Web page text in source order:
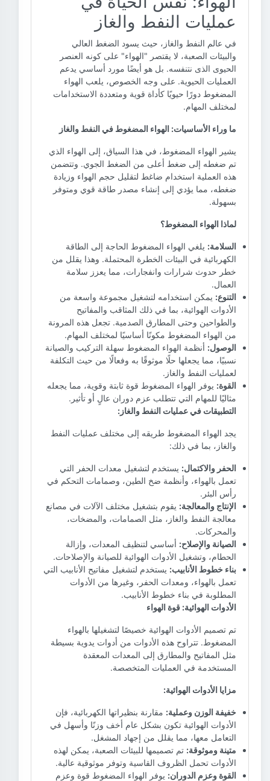
عمليات النفط والغاز
في عالم النفط والغاز، حيث يسود الضغط العالي
والبيئات الصعبة، لا يقتصر "الهواء" على كونه العنصر
الحيوى الذى نتنفسه. بل هو أيضًا مورد أساسي يدعم
العمليات الحيوية. على وجه الخصوص، يلعب الهواء
المضغوط دورًا حيويًا كأداة قوية ومتعددة الاستخدامات
لمختلف المهام.
ما وراء الأساسيات: الهواء المضغوط في النفط والغاز
يشير الهواء المضغوط، في هذا السياق، إلى الهواء الذي
تم ضغطه إلى ضغط أعلى من الضغط الجوي. وتتضمن
هذه العملية استخدام ضاغط لتقليل حجم الهواء وزيادة
ضغطه، مما يؤدي إلى إنشاء مصدر طاقة قوي ومتوفر
بسهولة.
لماذا الهواء المضغوط؟
السلامة: يلغي الهواء المضغوط الحاجة إلى الطاقة
الكهربائية في البيئات الخطرة المحتملة. وهذا يقلل من
خطر حدوث شرارات وانفجارات، مما يعزز سلامة
العمال.
التنوع: يمكن استخدامه لتشغيل مجموعة واسعة من
الأدوات الهوائية، بما في ذلك المثاقب والمفاتيح
والطواحين وحتى المطارق الصدمية. تجعل هذه المرونة
من الهواء المضغوط مكونًا أساسيًا لمختلف المهام.
الوصول: أنظمة الهواء المضغوط سهلة التركيب والصيانة
نسبيًا، مما يجعلها حلًا موثوقًا به وفعالًا من حيث التكلفة
لعمليات النفط والغاز.
القوة: يوفر الهواء المضغوط قوة ثابتة وقوية، مما يجعله
مثاليًا للمهام التي تتطلب عزم دوران عالٍ أو تأثير.
التطبيقات في عمليات النفط والغاز:
يجد الهواء المضغوط طريقه إلى مختلف عمليات النفط
والغاز، بما في ذلك:
الحفر والاكتمال: يستخدم لتشغيل معدات الحفر التي
تعمل بالهواء، وأنظمة ضخ الطين، وصمامات التحكم في
رأس البئر.
الإنتاج والمعالجة: يقوم بتشغيل مختلف الآلات في مصانع
معالجة النفط والغاز، مثل الصمامات، والمضخات،
والمحركات.
الصيانة والإصلاح: أساسي لتنظيف المعدات، وإزالة
الحطام، وتشغيل الأدوات الهوائية للصيانة والإصلاحات.
بناء خطوط الأنابيب: يستخدم لتشغيل مفاتيح الأنابيب التي
تعمل بالهواء، ومعدات الحفر، وغيرها من الأدوات
المطلوبة في بناء خطوط الأنابيب.
الأدوات الهوائية: قوة الهواء
تم تصميم الأدوات الهوائية خصيصًا لتشغيلها بالهواء
المضغوط. تتراوح هذه الأدوات من أدوات يدوية بسيطة
مثل المفاتيح والمطارق إلى المعدات المعقدة
المستخدمة في العمليات المتخصصة.
مزايا الأدوات الهوائية:
خفيفة الوزن وعملية: مقارنة بنظيراتها الكهربائية، فإن
الأدوات الهوائية تكون بشكل عام أخف وزنًا وأسهل في
التعامل معها، مما يقلل من إجهاد المشغل.
متينة وموثوقة: تم تصميمها للبيئات الصعبة، يمكن لهذه
الأدوات تحمل الظروف القاسية وتوفر موثوقية عالية.
القوة وعزم الدوران: يوفر الهواء المضغوط قوة وعزم